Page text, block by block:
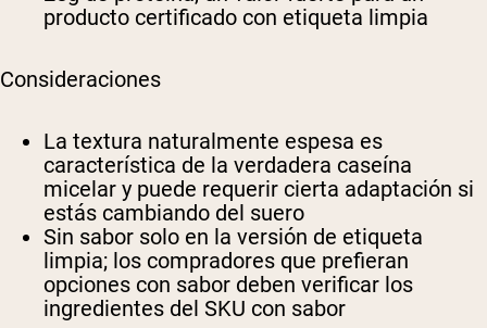
producto certificado con etiqueta limpia
Consideraciones
La textura naturalmente espesa es
característica de la verdadera caseína
micelar y puede requerir cierta adaptación si
estás cambiando del suero
Sin sabor solo en la versión de etiqueta
limpia; los compradores que prefieran
opciones con sabor deben verificar los
ingredientes del SKU con sabor